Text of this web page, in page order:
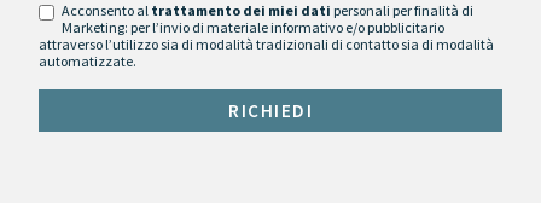
Acconsento al trattamento dei miei dati personali per finalità di
Marketing: per l’invio di materiale informativo e/o pubblicitario
attraverso l’utilizzo sia di modalità tradizionali di contatto sia di modalità
automatizzate.